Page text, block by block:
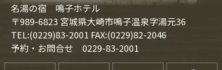
名湯の宿 鳴子ホテル
〒989-6823 宮城県大崎市鳴子温泉字湯元36
TEL:(0229)83-2001 FAX:(0229)82-2046
予約・お問合せ 0229-83-2001